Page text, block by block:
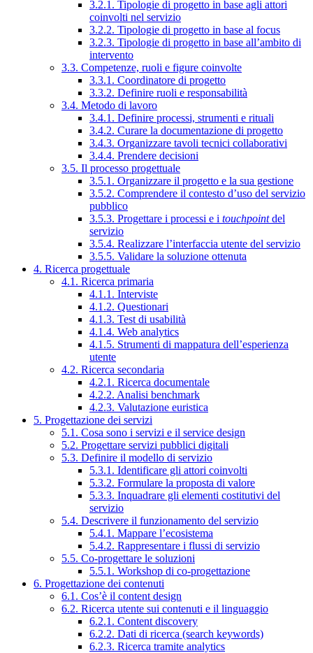
3.2.1. Tipologie di progetto in base agli attori
coinvolti nel servizio
3.2.2. Tipologie di progetto in base al focus
3.2.3. Tipologie di progetto in base all’ambito di
intervento
3.3. Competenze, ruoli e figure coinvolte
3.3.1. Coordinatore di progetto
3.3.2. Definire ruoli e responsabilità
3.4. Metodo di lavoro
3.4.1. Definire processi, strumenti e rituali
3.4.2. Curare la documentazione di progetto
3.4.3. Organizzare tavoli tecnici collaborativi
3.4.4. Prendere decisioni
3.5. Il processo progettuale
3.5.1. Organizzare il progetto e la sua gestione
3.5.2. Comprendere il contesto d’uso del servizio
pubblico
3.5.3. Progettare i processi e i touchpointdel
servizio
3.5.4. Realizzare l’interfaccia utente del servizio
3.5.5. Validare la soluzione ottenuta
4. Ricerca progettuale
4.1. Ricerca primaria
4.1.1. Interviste
4.1.2. Questionari
4.1.3. Test di usabilità
4.1.4. Web analytics
4.1.5. Strumenti di mappatura dell’esperienza
utente
4.2. Ricerca secondaria
4.2.1. Ricerca documentale
4.2.2. Analisi benchmark
4.2.3. Valutazione euristica
5. Progettazione dei servizi
5.1. Cosa sono i servizi e il service design
5.2. Progettare servizi pubblici digitali
5.3. Definire il modello di servizio
5.3.1. Identificare gli attori coinvolti
5.3.2. Formulare la proposta di valore
5.3.3. Inquadrare gli elementi costitutivi del
servizio
5.4. Descrivere il funzionamento del servizio
5.4.1. Mappare l’ecosistema
5.4.2. Rappresentare i flussi di servizio
5.5. Co-progettare le soluzioni
5.5.1. Workshop di co-progettazione
6. Progettazione dei contenuti
6.1. Cos’è il content design
6.2. Ricerca utente sui contenuti e il linguaggio
6.2.1. Content discovery
6.2.2. Dati di ricerca (search keywords)
6.2.3. Ricerca tramite analytics